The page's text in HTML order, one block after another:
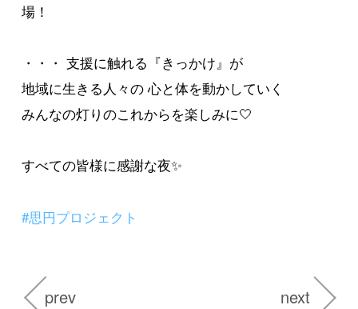
場！
・・・ 支援に触れる『きっかけ』が
地域に生きる人々の 心と体を動かしていく
みんなの灯りのこれからを楽しみに🤍
すべての皆様に感謝な夜✨
#思円プロジェクト
prev next